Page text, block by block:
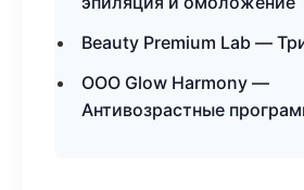
Beauty Premium Lab —
ООО Glow Harmony —
Антивозрастные